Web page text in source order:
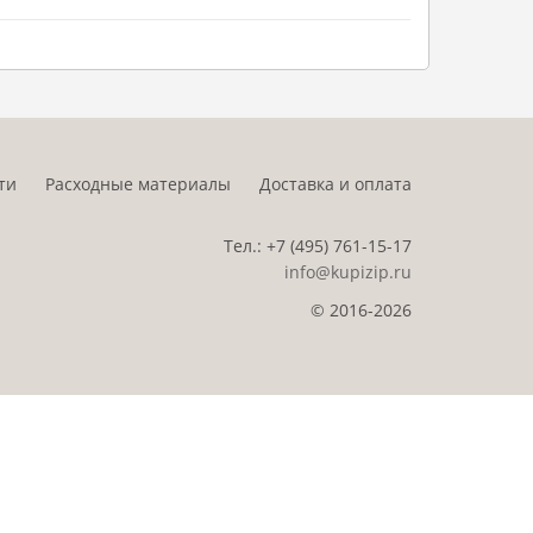
Расходные материалы Доставка и оплата
Тел.: +7 (495) 761-15-17
info@kupizip.ru
© 2016-2026